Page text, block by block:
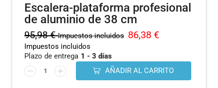
Escalera-plataforma profesional
de aluminio de 38 cm
95,98€ Impuestos incluidos 86,38 €
Impuestos incluidos
Plazo de entrega 1 - 3 días
AÑADIR AL CARRITO